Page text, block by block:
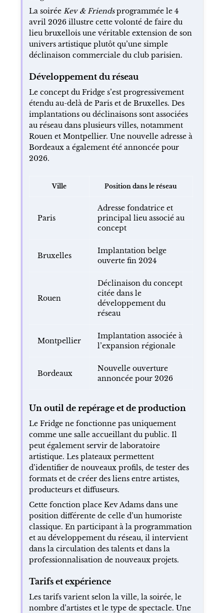
La soirée Kev & Friendsprogrammée le 4
avril 2026 illustre cette volonté de faire du
lieu bruxellois une véritable extension de son
univers artistique plutôt qu’une simple
déclinaison commerciale du club parisien.
Développement du réseau
Le concept du Fridge s’est progressivement
étendu au-delà de Paris et de Bruxelles. Des
implantations ou déclinaisons sont associées
au réseau dans plusieurs villes, notamment
Rouen et Montpellier. Une nouvelle adresse à
Bordeaux a également été annoncée pour
2026.
Ville Position dans le réseau
Paris
Adresse fondatrice et
principal lieu associé au
concept
Bruxelles
Implantation belge
ouverte fin 2024
Rouen
Déclinaison du concept
citée dans le
développement du
réseau
Montpellier
Implantation associée à
l’expansion régionale
Bordeaux
Nouvelle ouverture
annoncée pour 2026
Un outil de repérage et de production
Le Fridge ne fonctionne pas uniquement
comme une salle accueillant du public. Il
peut également servir de laboratoire
artistique. Les plateaux permettent
d’identifier de nouveaux profils, de tester des
formats et de créer des liens entre artistes,
producteurs et diffuseurs.
Cette fonction place Kev Adams dans une
position différente de celle d’un humoriste
classique. En participant à la programmation
et au développement du réseau, il intervient
dans la circulation des talents et dans la
professionnalisation de nouveaux projets.
Tarifs et expérience
Les tarifs varient selon la ville, la soirée, le
nombre d’artistes et le type de spectacle. Une